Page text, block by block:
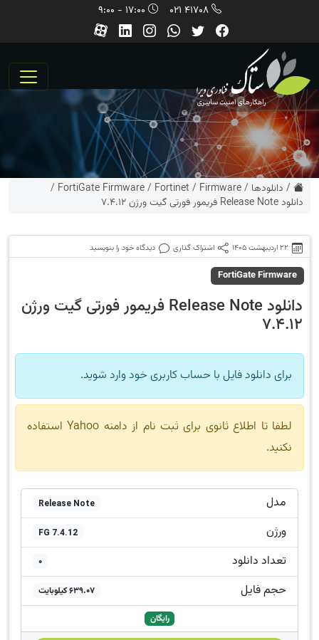
41708 021
/ دانلودها /
Firmware
/
Fortinet
/
FortiGate Firmware
/
دانلود Release Note فریمور فورتی گیت ورژن 7.4.12
22 اردیبهشت 1405 اشتراک گذاری دیدگاه خود را بنویسید
FortiGate Firmware
دانلود Release Note فریمور فورتی گیت ورژن
7.4.12
برای دانلود فایل با حساب کاربری خود وارد شوید.
لطفا تا اطلاع ثانوی برای ثبت نام از دامنه Yahoo استفاده
نکنید.
مدل Release Note
ورژن FG 7.4.12
تعداد دانلود 0
حجم فایل 639.07 کیلوبایت
رایگان